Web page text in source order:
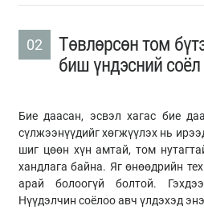
02
Төвлөрсөн том
биш үндэсний
Бие даасан, эсвэл хагас бие
сүлжээнүүдийг хөгжүүлэх нь
шиг цөөн хүн амтай, том
хандлага байна. Яг өнөөдрийн
арай болоогүй болтой.
Нүүдэлчин соёлоо авч үлдэхэд